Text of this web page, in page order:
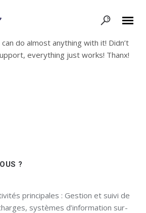
do almost anything with it! Didn’t
everything just works! Thanx!
?
principales : Gestion et suivi de
systèmes d’information sur-